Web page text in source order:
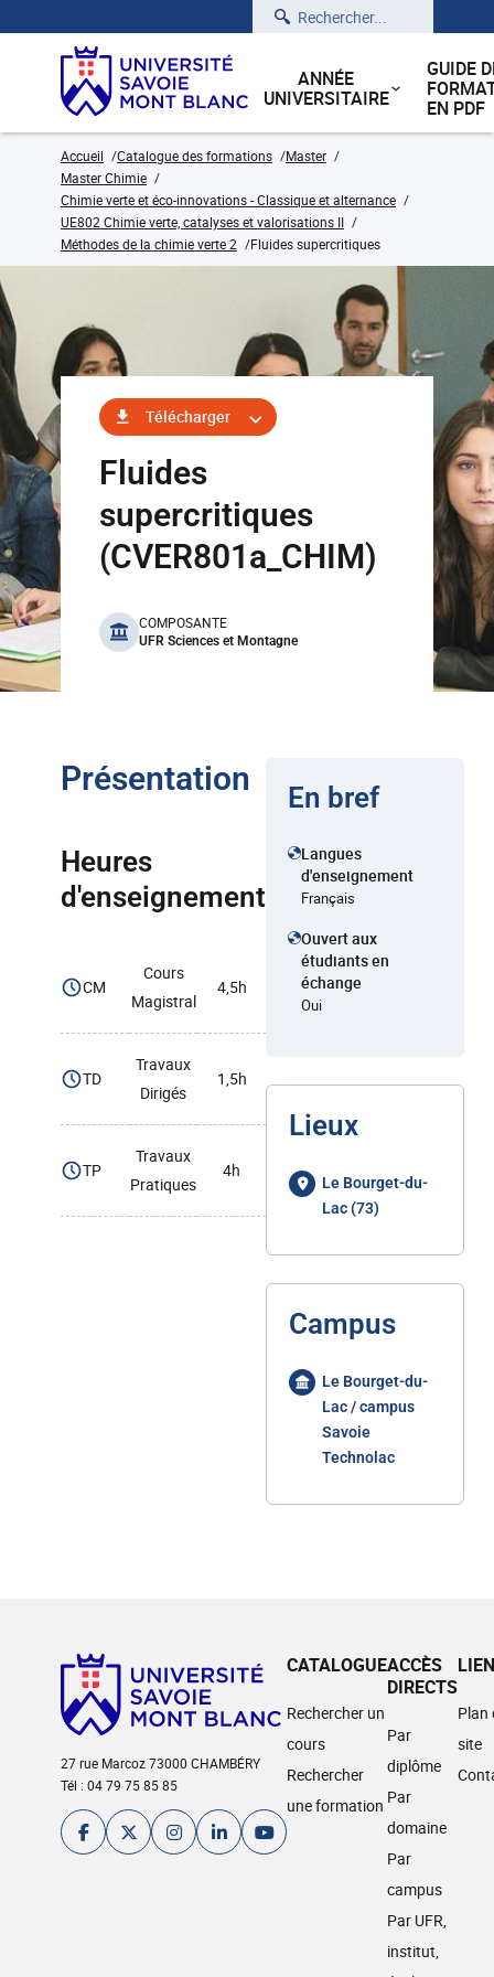
Rechercher
ANNÉE
UNIVERSITAIRE
GUIDE
EN PDF
Accueil Catalogue des formations
Master
Master Chimie
Chimie verte et éco-innovations - Classique et alternance
UE802 Chimie verte, catalyses et valorisations II
Méthodes de la chimie verte 2
Fluides supercritiques
Télécharger
Fluides
supercritiques
(CVER801a_CHIM)
benefits
COMPOSANTE
UFR Sciences et Montagne
Présentation
Heures
d'enseignement
CM
Cours
Magistral
4,5h
TD
Travaux
Dirigés
1,5h
TP
Travaux
Pratiques
4h
En bref
Langues
d'enseignement
Français
Ouvert aux
étudiants en
échange
Oui
Lieux
Le Bourget-du-
Lac (73)
Campus
Le Bourget-du-
Lac / campus
Savoie
Technolac
27 rue Marcoz 73000 CHAMBÉRY
Tél : 04 79 75 85 85
CATALOGUE
Rechercher un
cours
Rechercher
une formation
ACCÈS
DIRECTS
Par
diplôme
Par
domaine
Par
campus
Par UFR,
institut,
Plan
site